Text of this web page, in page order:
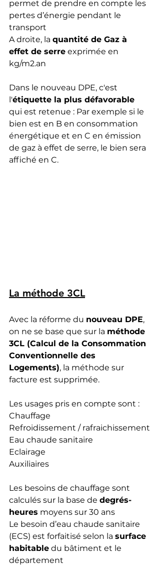
permet de prendre en compte les
pertes d’énergie pendant le
transport
A droite, la quantité de Gaz à
effet de serre exprimée en
kg/m2.an
Dans le nouveau DPE, c'est
l'étiquette la plus défavorable
qui est retenue : Par exemple si le
bien est en B en consommation
énergétique et en C en émission
de gaz à effet de serre, le bien sera
affiché en C.
La méthode 3CL
Avec la réforme du nouveau DPE,
on ne se base que sur la méthode
3CL (Calcul de la Consommation
Conventionnelle des
Logements), la méthode sur
facture est supprimée.
Les usages pris en compte sont :
Chauffage
Refroidissement / rafraichissement
Eau chaude sanitaire
Eclairage
Auxiliaires
Les besoins de chauffage sont
calculés sur la base de degrés-
heures moyens sur 30 ans
Le besoin d’eau chaude sanitaire
(ECS) est forfaitisé selon la surface
habitable du bâtiment et le
département